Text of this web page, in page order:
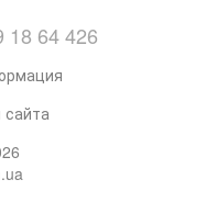
18 64 426
сайта